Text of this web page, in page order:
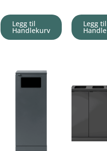
Legg til
Handlekurv
Legg til